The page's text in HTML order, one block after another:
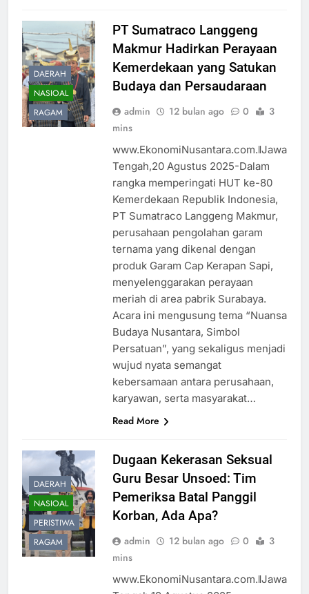
DAERAH
NASIOAL
RAGAM
PT Sumatraco Langgeng
Makmur Hadirkan Perayaan
Kemerdekaan yang Satukan
Budaya dan Persaudaraan
admin 12 bulan ago 0
3
mins
www.EkonomiNusantara.com.ǁJawa
Tengah,20 Agustus 2025-Dalam
rangka memperingati HUT ke-80
Kemerdekaan Republik Indonesia,
PT Sumatraco Langgeng Makmur,
perusahaan pengolahan garam
ternama yang dikenal dengan
produk Garam Cap Kerapan Sapi,
menyelenggarakan perayaan
meriah di area pabrik Surabaya.
Acara ini mengusung tema “Nuansa
Budaya Nusantara, Simbol
Persatuan”, yang sekaligus menjadi
wujud nyata semangat
kebersamaan antara perusahaan,
karyawan, serta masyarakat…
Read More
DAERAH
NASIOAL
PERISTIWA
RAGAM
Dugaan Kekerasan Seksual
Guru Besar Unsoed: Tim
Pemeriksa Batal Panggil
Korban, Ada Apa?
admin 12 bulan ago 0
3
mins
www.EkonomiNusantara.com.ǁJawa